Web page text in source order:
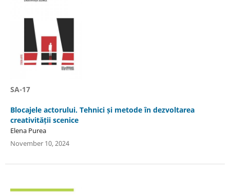
SA-17
Blocajele actorului. Tehnici și metode în dezvoltarea
creativității scenice
Elena Purea
November 10, 2024